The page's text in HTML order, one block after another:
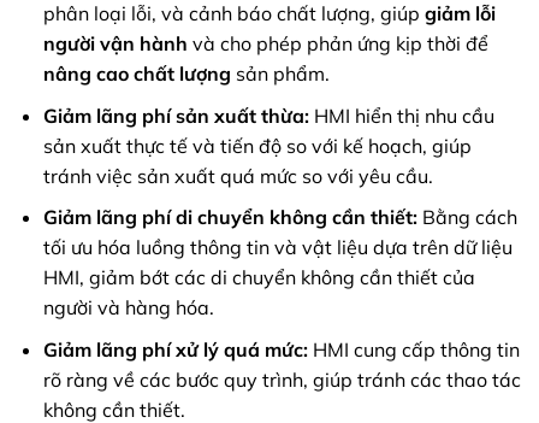
phân loại lỗi, và cảnh báo chất lượng, giúp giảm lỗi
người vận hành và cho phép phản ứng kịp thời để
nâng cao chất lượng sản phẩm.
Giảm lãng phí sản xuất thừa:HMI hiển thị nhu cầu
sản xuất thực tế và tiến độ so với kế hoạch, giúp
tránh việc sản xuất quá mức so với yêu cầu.
Giảm lãng phí di chuyển không cần thiết:Bằng cách
tối ưu hóa luồng thông tin và vật liệu dựa trên dữ liệu
HMI, giảm bớt các di chuyển không cần thiết của
người và hàng hóa.
Giảm lãng phí xử lý quá mức:HMI cung cấp thông tin
rõ ràng về các bước quy trình, giúp tránh các thao tác
không cần thiết.